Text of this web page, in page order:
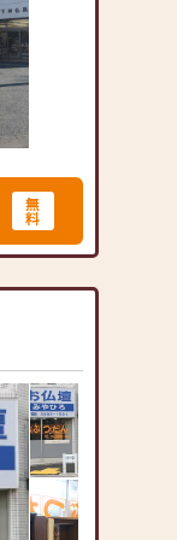
無
料